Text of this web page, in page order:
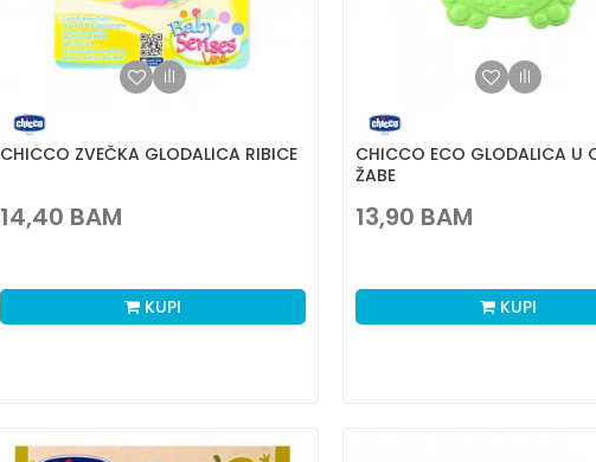
CHICCO ZVEČKA GLODALICA RIBICE
14,40 BAM
KUPI
CHICCO ECO GLODALICA U
ŽABE
13,90 BAM
KUPI